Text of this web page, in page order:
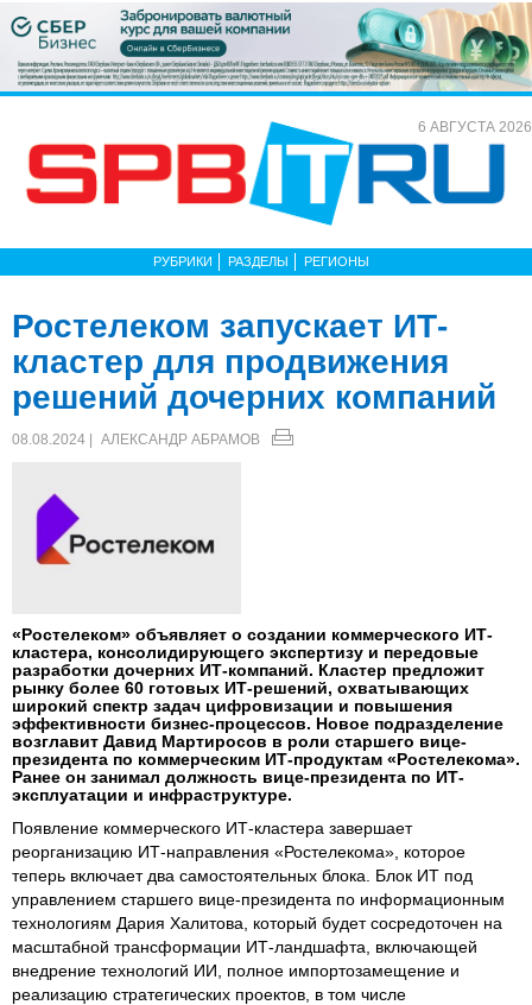
6 АВГУСТА 2026
РУБРИКИ РАЗДЕЛЫ РЕГИОНЫ
Ростелеком запускает ИТ-
кластер для продвижения
решений дочерних компаний
08.08.2024 | АЛЕКСАНДР АБРАМОВ
«Ростелеком» объявляет о создании коммерческого ИТ-
кластера, консолидирующего экспертизу и передовые
разработки дочерних ИТ-компаний. Кластер предложит
рынку более 60 готовых ИТ-решений, охватывающих
широкий спектр задач цифровизации и повышения
эффективности бизнес-процессов. Новое подразделение
возглавит Давид Мартиросов в роли старшего вице-
президента по коммерческим ИТ-продуктам «Ростелекома».
Ранее он занимал должность вице-президента по ИТ-
эксплуатации и инфраструктуре.
Появление коммерческого ИТ-кластера завершает
реорганизацию ИТ-направления «Ростелекома», которое
теперь включает два самостоятельных блока. Блок ИТ под
управлением старшего вице-президента по информационным
технологиям Дария Халитова, который будет сосредоточен на
масштабной трансформации ИТ-ландшафта, включающей
внедрение технологий ИИ, полное импортозамещение и
реализацию стратегических проектов, в том числе